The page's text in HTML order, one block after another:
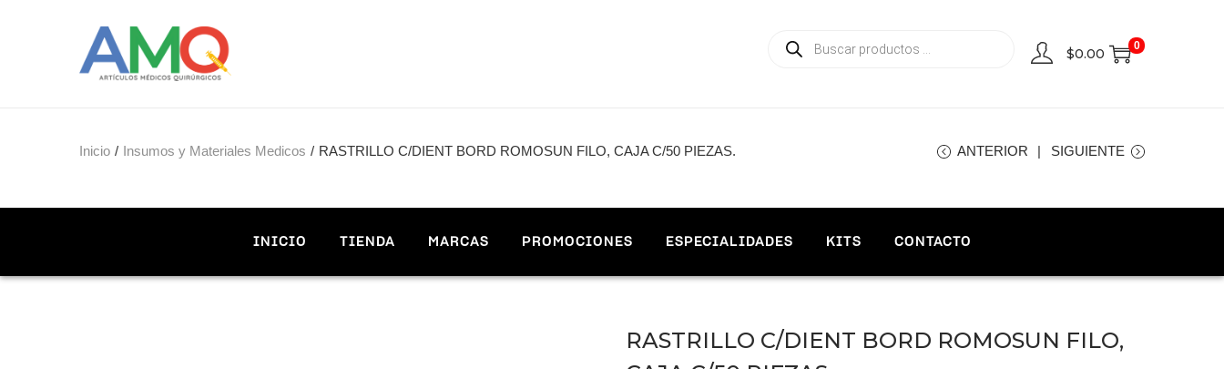
$0.00
0
Inicio / Insumos y Materiales Medicos / RASTRILLO C/DIENT BORD ROMOSUN FILO, CAJA C/50 PIEZAS. ANTERIOR SIGUIENTE
INICIO TIENDA MARCAS PROMOCIONES ESPECIALIDADES KITS CONTACTO
RASTRILLO C/DIENT BORD ROMOSUN FILO,